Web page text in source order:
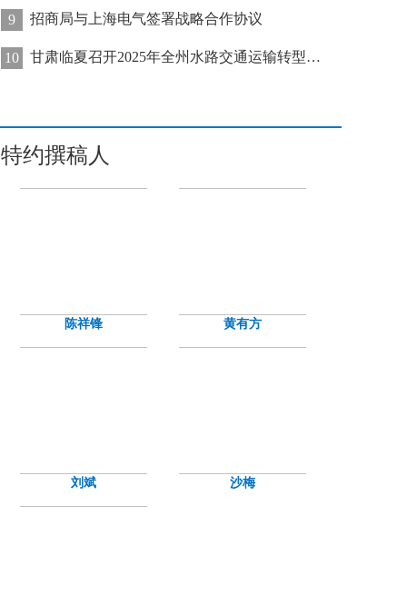
9 招商局与上海电气签署战略合作协议
10 甘肃临夏召开2025年全州水路交通运输转型发展推进会
特约撰稿人
陈祥锋 黄有方
刘斌 沙梅